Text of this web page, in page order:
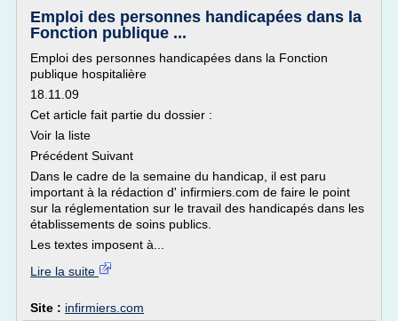
Emploi des personnes handicapées dans la
Fonction publique ...
Emploi des personnes handicapées dans la Fonction
publique hospitalière
18.11.09
Cet article fait partie du dossier :
Voir la liste
Précédent Suivant
Dans le cadre de la semaine du handicap, il est paru
important à la rédaction d' infirmiers.com de faire le point
sur la réglementation sur le travail des handicapés dans les
établissements de soins publics.
Les textes imposent à...
Lire la suite
Site : infirmiers.com